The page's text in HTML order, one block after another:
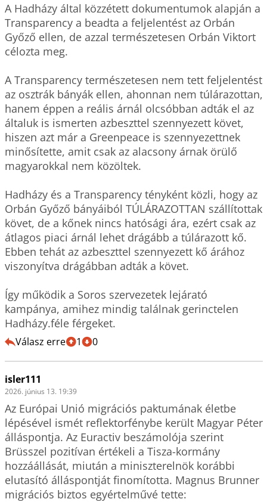
A Hadházy által közzétett dokumentumok alapján a
Transparency a beadta a feljelentést az Orbán
Győző ellen, de azzal természetesen Orbán Viktort
célozta meg.
A Transparency természetesen nem tett feljelentést
az osztrák bányák ellen, ahonnan nem túlárazottan,
hanem éppen a reális árnál olcsóbban adták el az
általuk is ismerten azbeszttel szennyezett követ,
hiszen azt már a Greenpeace is szennyezettnek
minősítette, amit csak az alacsony árnak örülő
magyarokkal nem közöltek.
Hadházy és a Transparency tényként közli, hogy az
Orbán Győző bányáiból TÚLÁRAZOTTAN szállítottak
követ, de a kőnek nincs hatósági ára, ezért csak az
átlagos piaci árnál lehet drágább a túlárazott kő.
Ebben tehát az azbeszttel szennyezett kő árához
viszonyítva drágábban adták a követ.
Így működik a Soros szervezetek lejárató
kampánya, amihez mindig találnak gerinctelen
Hadházy.féle férgeket.
Válasz erre 1 0
isler111
2026. június 13. 19:39
Az Európai Unió migrációs paktumának életbe
lépésével ismét reflektorfénybe került Magyar Péter
álláspontja. Az Euractiv beszámolója szerint
Brüsszel pozitívan értékeli a Tisza-kormány
hozzáállását, miután a miniszterelnök korábbi
elutasító álláspontját finomította. Magnus Brunner
migrációs biztos egyértelművé tette: